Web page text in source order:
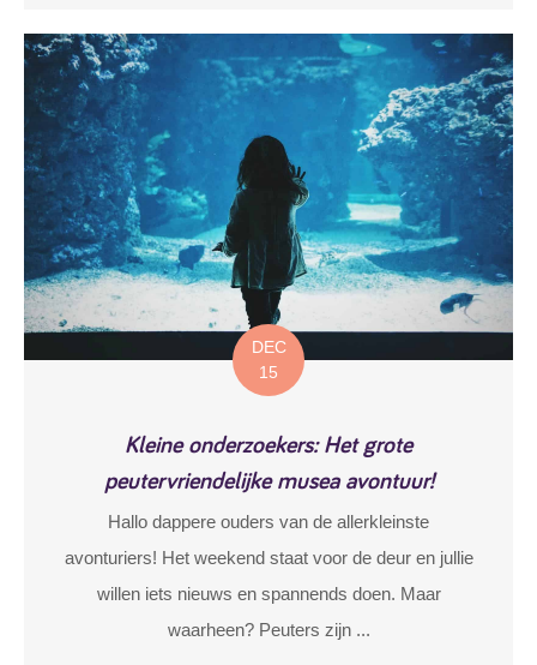
DEC
15
Kleine onderzoekers: Het grote
peutervriendelijke musea avontuur!
Hallo dappere ouders van de allerkleinste
avonturiers! Het weekend staat voor de deur en jullie
willen iets nieuws en spannends doen. Maar
waarheen? Peuters zijn ...